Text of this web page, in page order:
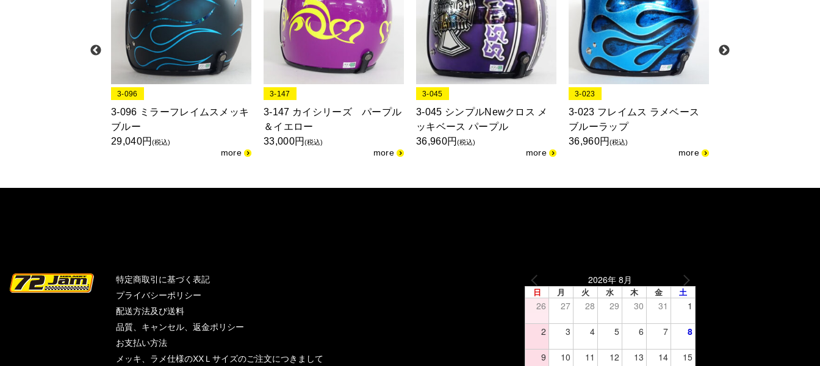
3-096
3-096 ミラーフレイムスメッキ
ブルー
29,040円(税込)
3-147
3-147 カイシリーズ パープル
＆イエロー
33,000円(税込)
3-045
3-045 シンプルNewクロス メ
ッキベース パープル
36,960円(税込)
3-023
3-023 フレイムス ラメベース
ブルーラップ
36,960円(税込)
特定商取引に基づく表記
プライバシーポリシー
配送方法及び送料
品質、キャンセル、返金ポリシー
お支払い方法
メッキ、ラメ仕様のXXＬサイズのご注文につきまして
2026年 8月
日 月 火 水 木 金 土
26 27 28 29 30 31 1
2 3 4 5 6 7 8
9 10 11 12 13 14 15